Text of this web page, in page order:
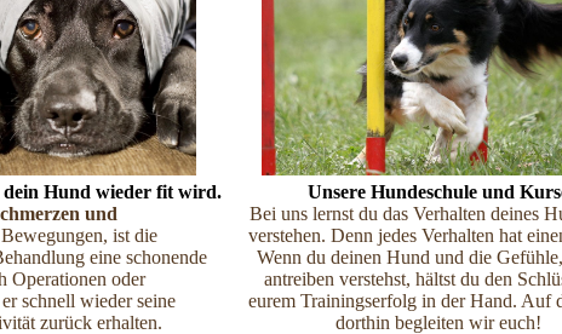
Hund wieder fit wird.
und
ist die
eine schonende
Operationen oder
schnell wieder seine
zurück erhalten.
Unsere Hundeschule und
Bei uns lernst du das Verhalten deines
verstehen. Denn jedes Verhalten hat
Wenn du deinen Hund und die
antreiben verstehst, hältst du den
eurem Trainingserfolg in der Hand. Auf
dorthin begleiten wir euch!